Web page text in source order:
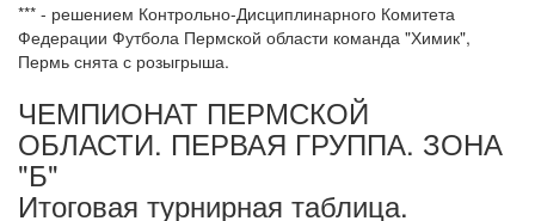
*** - решением Контрольно-Дисциплинарного Комитета
Федерации Футбола Пермской области команда "Химик",
Пермь снята с розыгрыша.
ЧЕМПИОНАТ ПЕРМСКОЙ
ОБЛАСТИ. ПЕРВАЯ ГРУППА. ЗОНА
"Б"
Итоговая турнирная таблица.